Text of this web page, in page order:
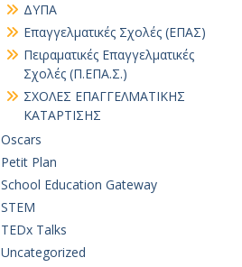
ΔΥΠΑ
Επαγγελματικές Σχολές (ΕΠΑΣ)
Πειραματικές Επαγγελματικές
Σχολές (Π.ΕΠΑ.Σ.)
ΣΧΟΛΕΣ ΕΠΑΓΓΕΛΜΑΤΙΚΗΣ
ΚΑΤΑΡΤΙΣΗΣ
Oscars
Petit Plan
School Education Gateway
STEM
TEDx Talks
Uncategorized